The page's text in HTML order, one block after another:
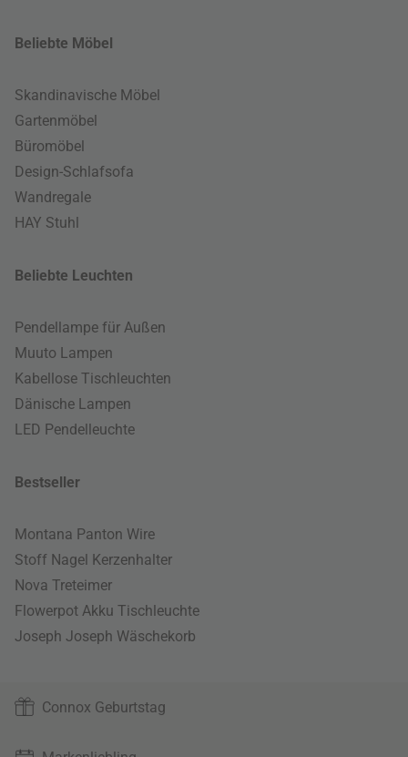
Beliebte Möbel
Skandinavische Möbel
Gartenmöbel
Büromöbel
Design-Schlafsofa
Wandregale
HAY Stuhl
Beliebte Leuchten
Pendellampe für Außen
Muuto Lampen
Kabellose Tischleuchten
Dänische Lampen
LED Pendelleuchte
Bestseller
Montana Panton Wire
Stoff Nagel Kerzenhalter
Nova Treteimer
Flowerpot Akku Tischleuchte
Joseph Joseph Wäschekorb
Connox Geburtstag